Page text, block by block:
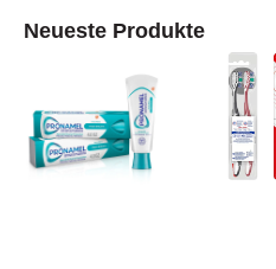
Neueste Produkte